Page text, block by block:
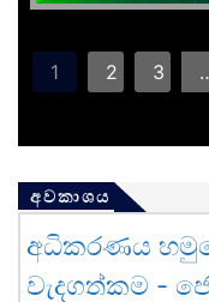
1 2 3
අවකාශය
අධිකරණය
වැදගත්කම -